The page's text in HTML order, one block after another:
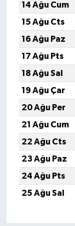
14 Ağu Cum
15 Ağu Cts
16 Ağu Paz
17 Ağu Pts
18 Ağu Sal
19 Ağu Çar
20 Ağu Per
21 Ağu Cum
22 Ağu Cts
23 Ağu Paz
24 Ağu Pts
25 Ağu Sal